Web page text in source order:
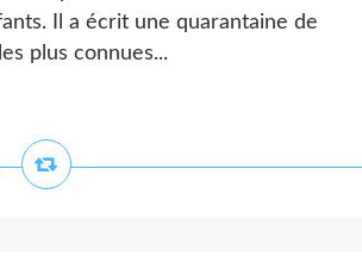
Il a écrit une quarantaine de
plus connues...